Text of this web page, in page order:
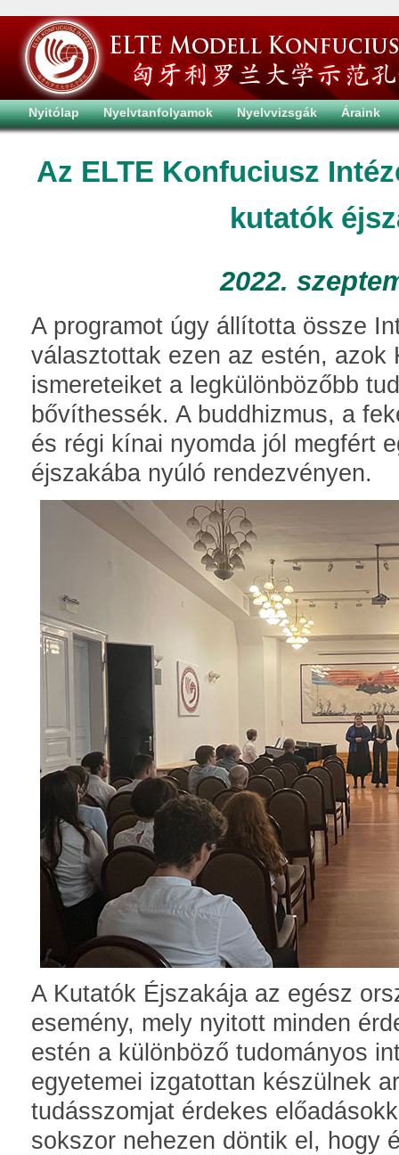
Nyitólap Nyelvtanfolyamok Nyelvvizsgák Áraink
Az ELTE Konfuciusz
kutatók
2022.
A programot úgy állította össze
választottak ezen az estén, azok
ismereteiket a legkülönbözőbb
bővíthessék. A buddhizmus, a
és régi kínai nyomda jól megfért
éjszakába nyúló rendezvényen.
A Kutatók Éjszakája az egész
esemény, mely nyitott minden
estén a különböző tudományos
egyetemei izgatottan készülnek
tudásszomjat érdekes
sokszor nehezen döntik el, hogy